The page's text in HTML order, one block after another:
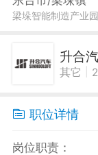
梁垛智能制造产业
升合
其它
职位详情
岗位职责：